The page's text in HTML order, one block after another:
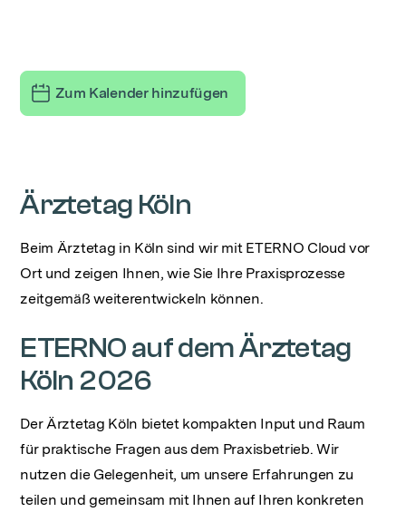
Zum Kalender hinzufügen
Ärztetag Köln
Beim Ärztetag in Köln sind wir mit ETERNO Cloud vor
Ort und zeigen Ihnen, wie Sie Ihre Praxisprozesse
zeitgemäß weiterentwickeln können.
ETERNO auf dem Ärztetag
Köln 2026
Der Ärztetag Köln bietet kompakten Input und Raum
für praktische Fragen aus dem Praxisbetrieb. Wir
nutzen die Gelegenheit, um unsere Erfahrungen zu
teilen und gemeinsam mit Ihnen auf Ihren konkreten